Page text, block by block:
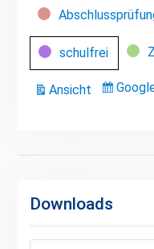
Kategorien
schulfrei
Ansicht
Downloads